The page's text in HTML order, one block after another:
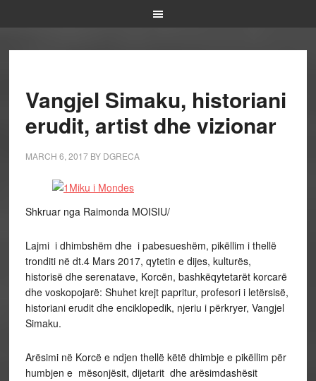
Vangjel Simaku, historiani
erudit, artist dhe vizionar
MARCH 6, 2017BY DGRECA
Shkruar nga Raimonda MOISIU/
Lajmi i dhimbshëm dhe i pabesueshëm, pikëllim i thellë
tronditi në dt.4 Mars 2017, qytetin e dijes, kulturës,
historisë dhe serenatave, Korcën, bashkëqytetarët korcarë
dhe voskopojarë: Shuhet krejt papritur, profesori i letërsisë,
historiani erudit dhe enciklopedik, njeriu i përkryer, Vangjel
Simaku.
Arësimi në Korcë e ndjen thellë këtë dhimbje e pikëllim për
humbjen e mësonjësit, dijetarit dhe arësimdashësit